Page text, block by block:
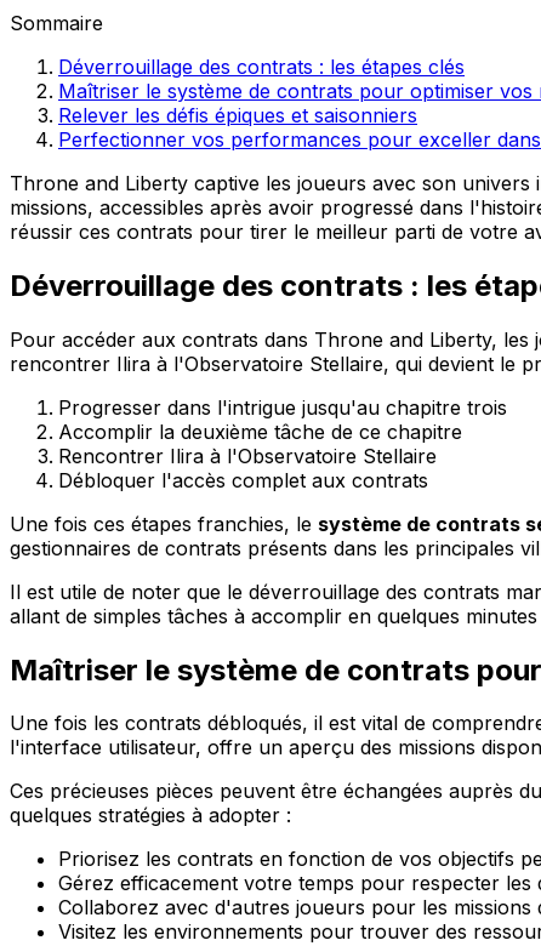
Sommaire
Déverrouillage des contrats : les étapes clés
Maîtriser le système de contrats pour optimiser vos
Relever les défis épiques et saisonniers
Perfectionner vos performances pour exceller
Throne and Liberty captive les joueurs avec son
missions, accessibles après avoir progressé dans
réussir ces contrats pour tirer le meilleur parti de votre
Déverrouillage des contrats : les
Pour accéder aux contrats dans Throne and Liberty, les
rencontrer Ilira à l'Observatoire Stellaire, qui devient le
Progresser dans l'intrigue jusqu'au chapitre trois
Accomplir la deuxième tâche de ce chapitre
Rencontrer Ilira à l'Observatoire Stellaire
Débloquer l'accès complet aux contrats
Une fois ces étapes franchies, le système de contrats
gestionnaires de contrats présents dans les principales
Il est utile de noter que le déverrouillage des contrats
allant de simples tâches à accomplir en quelques
Maîtriser le système de contrats
Une fois les contrats débloqués, il est vital de
l'interface utilisateur, offre un aperçu des missions
Ces précieuses pièces peuvent être échangées auprès
quelques stratégies à adopter :
Priorisez les contrats en fonction de vos objectifs
Gérez efficacement votre temps pour respecter les
Collaborez avec d'autres joueurs pour les missions
Visitez les environnements pour trouver des